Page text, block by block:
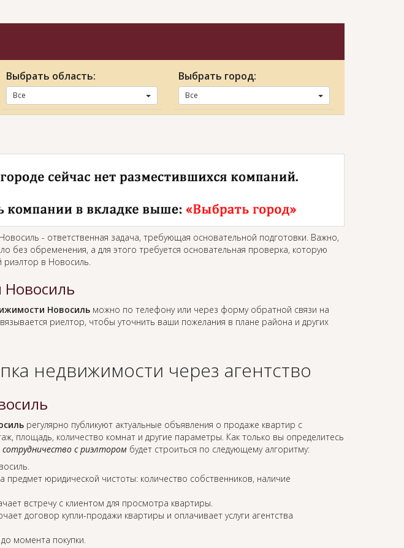
Выбрать область:
Все
Выбрать город:
Все
- ответственная задача, требующая основательной подготовки. Важно,
без обременения, а для этого требуется основательная проверка, которую
в Новосиль.
Новосиль
Новосильможно по телефону или через форму обратной связи на
риелтор, чтобы уточнить ваши пожелания в плане района и других
недвижимости через агентство
регулярно публикуют актуальные объявления о продаже квартир с
площадь, количество комнат и другие параметры. Как только вы определитесь
сотрудничество с риэлторомбудет строиться по следующему алгоритму:
предмет юридической чистоты: количество собственников, наличие
встречу с клиентом для просмотра квартиры.
договор купли-продажи квартиры и оплачивает услуги агентства
момента покупки.